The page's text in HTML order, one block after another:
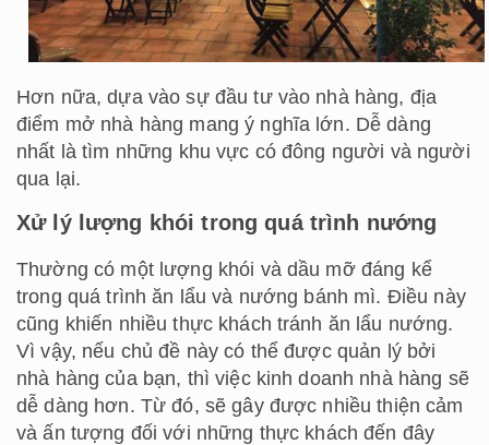
Hơn nữa, dựa vào sự đầu tư vào nhà hàng, địa
điểm mở nhà hàng mang ý nghĩa lớn. Dễ dàng
nhất là tìm những khu vực có đông người và người
qua lại.
Xử lý lượng khói trong quá trình nướng
Thường có một lượng khói và dầu mỡ đáng kể
trong quá trình ăn lẩu và nướng bánh mì. Điều này
cũng khiến nhiều thực khách tránh ăn lẩu nướng.
Vì vậy, nếu chủ đề này có thể được quản lý bởi
nhà hàng của bạn, thì việc kinh doanh nhà hàng sẽ
dễ dàng hơn. Từ đó, sẽ gây được nhiều thiện cảm
và ấn tượng đối với những thực khách đến đây